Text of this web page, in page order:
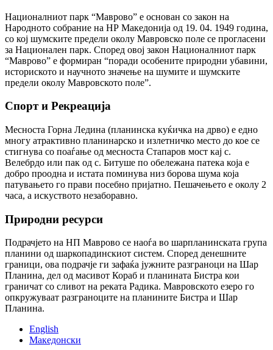
Националниот парк “Маврово” е основан со закон на
Народното собрание на НР Македонија од 19. 04. 1949 година,
со кој шумските предели околу Мавровско поле се прогласени
за Национален парк. Според овој закон Националниот парк
“Маврово” е формиран “поради особените природни убавини,
историското и научното значење на шумите и шумските
предели околу Мавровското поле”.
Спорт и Рекреација
Месноста Горна Ледина (планинска куќичка на дрво) е едно
многу атрактивно планинарско и излетничко место до кое се
стигнува со поаѓање од месноста Стапаров мост кај с.
Велебрдо или пак од с. Битуше по обележана патека која е
добро проодна и истата поминува низ борова шума која
патувањето го прави посебно пријатно. Пешачењето е околу 2
часа, а искуството незаборавно.
Природни ресурси
Подрачјето на НП Маврово се наоѓа во шарпланинската група
планини од шаркопадинскиот систем. Според денешните
граници, ова подрачје ги зафаќа јужните разграноци на Шар
Планина, дел од масивот Кораб и планината Бистра кои
граничат со сливот на реката Радика. Мавровското езеро го
опкружуваат разграноците на планините Бистра и Шар
Планина.
English
Македонски